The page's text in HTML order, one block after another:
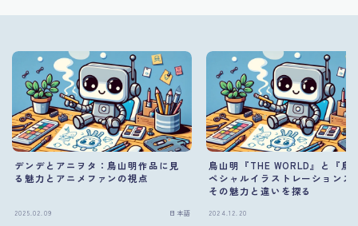
デンデとアニヲタ：鳥山明作品に見
る魅力とアニメファンの視点
2025.02.09 日本語
鳥山明『THE WORLD』と『鳥
ペシャルイラストレーションズ
その魅力と違いを探る
2024.12.20